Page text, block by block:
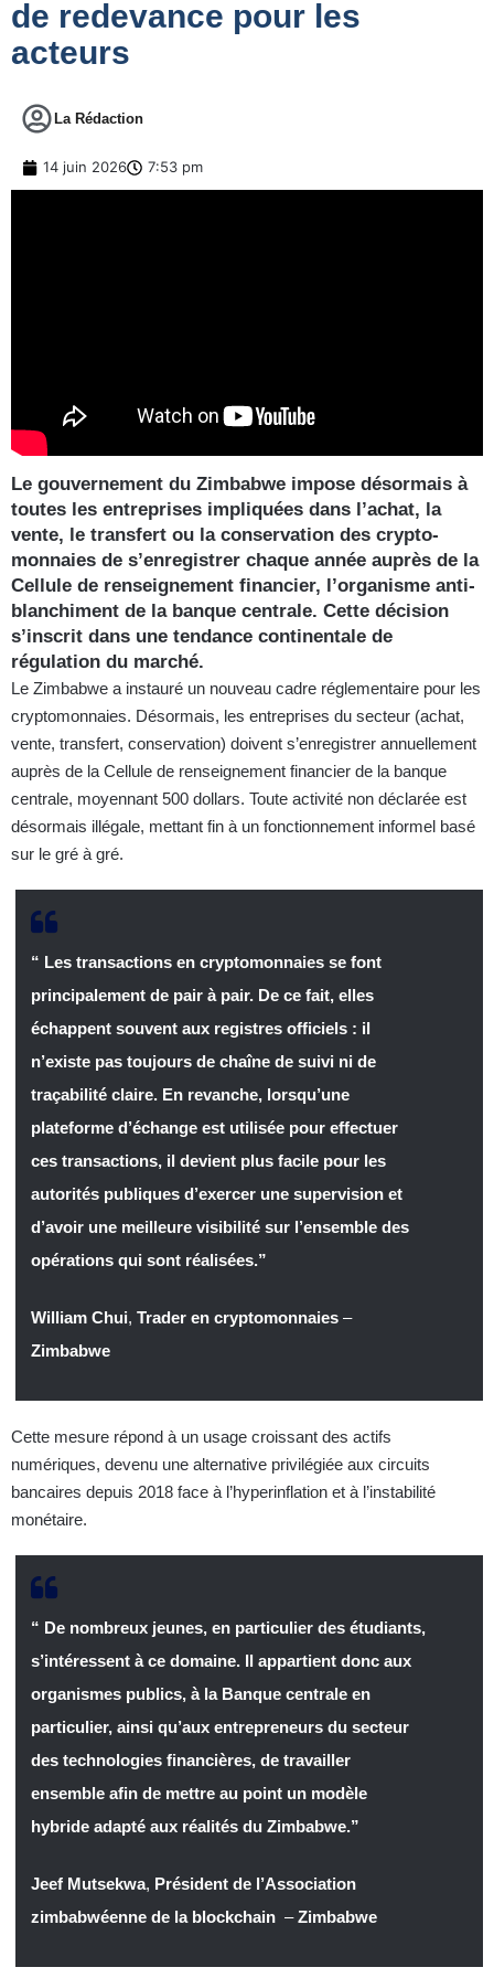
de redevance pour les
acteurs
La Rédaction
14 juin 2026 7:53 pm
Le gouvernement du Zimbabwe impose désormais à
toutes les entreprises impliquées dans l’achat, la
vente, le transfert ou la conservation des crypto-
monnaies de s’enregistrer chaque année auprès de la
Cellule de renseignement financier, l’organisme anti-
blanchiment de la banque centrale. Cette décision
s’inscrit dans une tendance continentale de
régulation du marché.
Le Zimbabwe a instauré un nouveau cadre réglementaire pour les
cryptomonnaies. Désormais, les entreprises du secteur (achat,
vente, transfert, conservation) doivent s’enregistrer annuellement
auprès de la Cellule de renseignement financier de la banque
centrale, moyennant 500 dollars. Toute activité non déclarée est
désormais illégale, mettant fin à un fonctionnement informel basé
sur le gré à gré.
“ Les transactions en cryptomonnaies se font
principalement de pair à pair. De ce fait, elles
échappent souvent aux registres officiels : il
n’existe pas toujours de chaîne de suivi ni de
traçabilité claire. En revanche, lorsqu’une
plateforme d’échange est utilisée pour effectuer
ces transactions, il devient plus facile pour les
autorités publiques d’exercer une supervision et
d’avoir une meilleure visibilité sur l’ensemble des
opérations qui sont réalisées.”
William Chui, Trader en cryptomonnaies –
Zimbabwe
Cette mesure répond à un usage croissant des actifs
numériques, devenu une alternative privilégiée aux circuits
bancaires depuis 2018 face à l’hyperinflation et à l’instabilité
monétaire.
“ De nombreux jeunes, en particulier des étudiants,
s’intéressent à ce domaine. Il appartient donc aux
organismes publics, à la Banque centrale en
particulier, ainsi qu’aux entrepreneurs du secteur
des technologies financières, de travailler
ensemble afin de mettre au point un modèle
hybride adapté aux réalités du Zimbabwe.”
Jeef Mutsekwa, Président de l’Association
zimbabwéenne de la blockchain –Zimbabwe